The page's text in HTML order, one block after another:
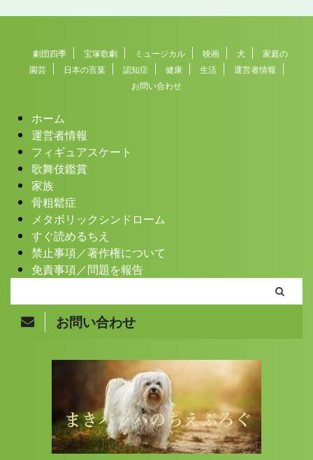
劇団四季 宝塚歌劇 ミュージカル 映画 犬
家庭の
園芸
日本の言葉 認知症 健康 生活
運営者情報
お問い合わせ
ホーム
運営者情報
フィギュアスケート
歌舞伎鑑賞
家族
骨粗鬆症
メタボリックシンドローム
すぐ読めるちえ
禁止事項／著作権について
免責事項／問題を報告
お問い合わせ
Copyright© まきバッパのちえぶろぐ , 2026 All Rights
Reserved.